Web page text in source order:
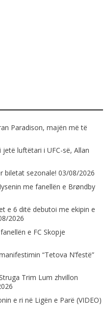
Paradison, majën më të
luftëtari i UFC-së, Allan
biletat sezonale! 03/08/2026
me fanellën e Brøndby
e 6 ditë debutoi me ekipin e
2026
e FC Skopje
“Tetova N’festë”
Trim Lum zhvillon
e ri në Ligën e Parë (VIDEO)